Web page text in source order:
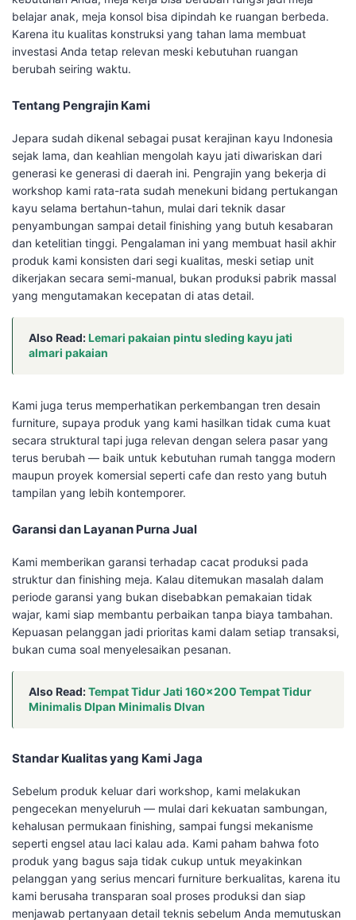
belajar anak, meja konsol bisa dipindah ke ruangan berbeda.
Karena itu kualitas konstruksi yang tahan lama membuat
investasi Anda tetap relevan meski kebutuhan ruangan
berubah seiring waktu.
Tentang Pengrajin Kami
Jepara sudah dikenal sebagai pusat kerajinan kayu Indonesia
sejak lama, dan keahlian mengolah kayu jati diwariskan dari
generasi ke generasi di daerah ini. Pengrajin yang bekerja di
workshop kami rata-rata sudah menekuni bidang pertukangan
kayu selama bertahun-tahun, mulai dari teknik dasar
penyambungan sampai detail finishing yang butuh kesabaran
dan ketelitian tinggi. Pengalaman ini yang membuat hasil akhir
produk kami konsisten dari segi kualitas, meski setiap unit
dikerjakan secara semi-manual, bukan produksi pabrik massal
yang mengutamakan kecepatan di atas detail.
Also Read:Lemari pakaian pintu sleding kayu jati
almari pakaian
Kami juga terus memperhatikan perkembangan tren desain
furniture, supaya produk yang kami hasilkan tidak cuma kuat
secara struktural tapi juga relevan dengan selera pasar yang
terus berubah — baik untuk kebutuhan rumah tangga modern
maupun proyek komersial seperti cafe dan resto yang butuh
tampilan yang lebih kontemporer.
Garansi dan Layanan Purna Jual
Kami memberikan garansi terhadap cacat produksi pada
struktur dan finishing meja. Kalau ditemukan masalah dalam
periode garansi yang bukan disebabkan pemakaian tidak
wajar, kami siap membantu perbaikan tanpa biaya tambahan.
Kepuasan pelanggan jadi prioritas kami dalam setiap transaksi,
bukan cuma soal menyelesaikan pesanan.
Also Read:Tempat Tidur Jati 160×200 Tempat Tidur
Minimalis DIpan Minimalis DIvan
Standar Kualitas yang Kami Jaga
Sebelum produk keluar dari workshop, kami melakukan
pengecekan menyeluruh — mulai dari kekuatan sambungan,
kehalusan permukaan finishing, sampai fungsi mekanisme
seperti engsel atau laci kalau ada. Kami paham bahwa foto
produk yang bagus saja tidak cukup untuk meyakinkan
pelanggan yang serius mencari furniture berkualitas, karena itu
kami berusaha transparan soal proses produksi dan siap
menjawab pertanyaan detail teknis sebelum Anda memutuskan